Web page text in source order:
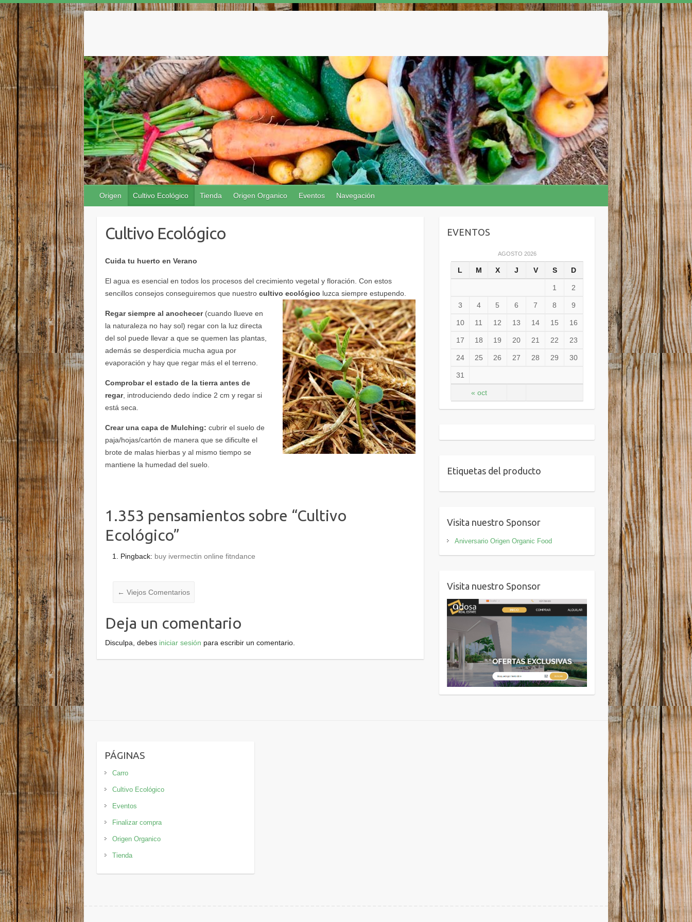
Origen Cultivo Ecológico Tienda Origen Organico Eventos Navegación
Cultivo Ecológico
Cuida tu huerto en Verano
El agua es esencial en todos los procesos del crecimiento vegetal y floración. Con estos
sencillos consejos conseguiremos que nuestrocultivo ecológico luzca siempreestupendo.
Regar siempre al anochecer(cuando llueve en
la naturaleza no hay sol) regar con la luz directa
del sol puede llevar a que se quemen las plantas,
además se desperdicia mucha agua por
evaporación y hay que regar más el el terreno.
Comprobar el estado de la tierra antes de
regar, introduciendo dedo índice 2 cm y regar si
está seca.
Crear una capa de Mulching: cubrir el suelo de
paja/hojas/cartón de manera que se dificulte el
brote de malas hierbas y al mismo tiempo se
mantiene la humedad del suelo.
1.353 pensamientos sobre “Cultivo
Ecológico”
Pingback: buy ivermectin online fitndance
Navegación en los comentarios
← Viejos Comentarios
Deja un comentario
Disculpa, debes iniciar sesión para escribir un comentario.
EVENTOS
AGOSTO 2026
L M X J V S D
« oct
1 2
3 4 5 6 7 8 9
10 11 12 13 14 15 16
17 18 19 20 21 22 23
24 25 26 27 28 29 30
31
Etiquetas del producto
Visita nuestro Sponsor
Aniversario Origen Organic Food
Visita nuestro Sponsor
PÁGINAS
Carro
Cultivo Ecológico
Eventos
Finalizar compra
Origen Organico
Tienda